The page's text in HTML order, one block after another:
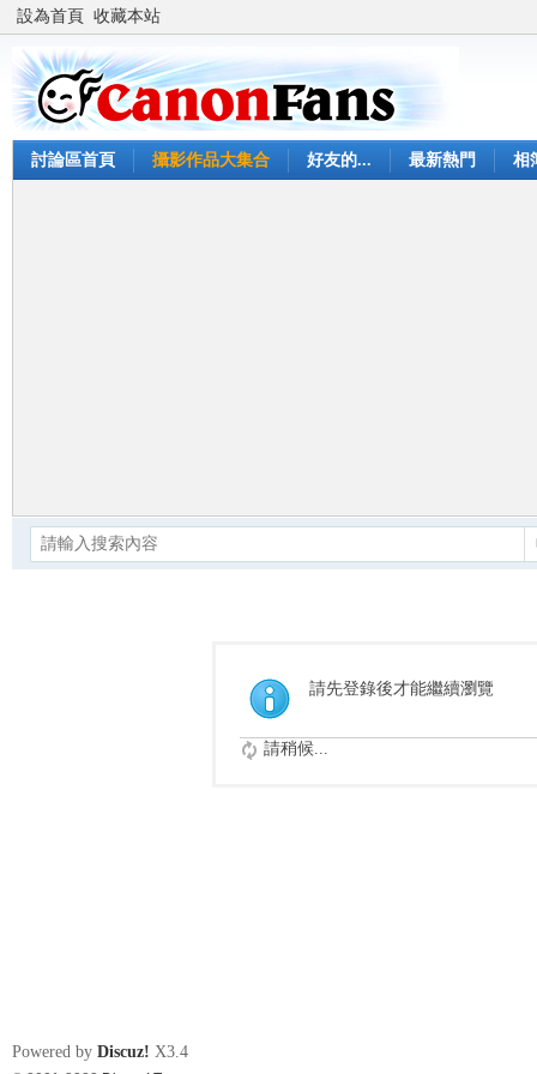
設為首頁 收藏本站
討論區首頁 攝影作品大集合 好友的... 最新熱門 相
請先登錄後才能繼續瀏覽
請稍候...
Powered by Discuz! X3.4